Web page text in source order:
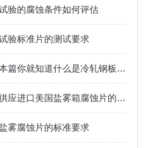
验的腐蚀条件如何评估
验标准片的测试要求
看完本篇你就知道什么是冷轧钢板腐蚀片了
新品供应进口美国盐雾箱腐蚀片的用途
雾腐蚀片的标准要求